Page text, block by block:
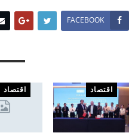
FACEBOOK
اقتصاد اقتصاد